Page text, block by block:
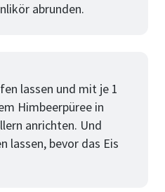
abrunden.
lassen und mit je 1
Himbeerpüree in
anrichten. Und
lassen, bevor das Eis